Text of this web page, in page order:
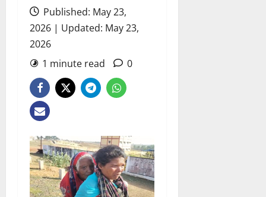
Published: May 23,
2026 | Updated: May 23,
2026
1 minute read
0